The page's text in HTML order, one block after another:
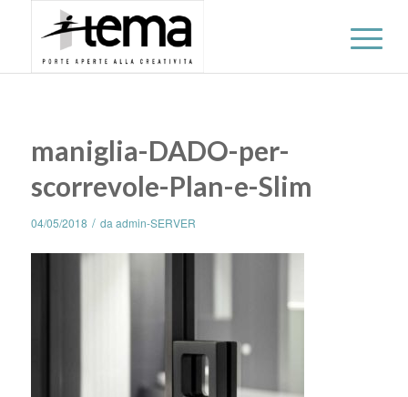
maniglia-DADO-per-
scorrevole-Plan-e-Slim
04/05/2018 / da admin-SERVER